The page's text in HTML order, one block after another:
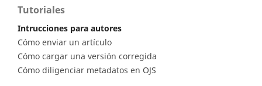
Tutoriales
Intrucciones para autores
Cómo enviar un artículo
Cómo cargar una versión corregida
Cómo diligenciar metadatos en OJS